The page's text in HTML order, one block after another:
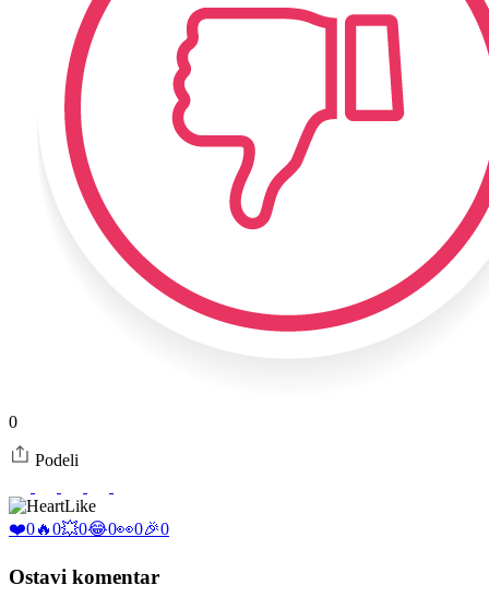
0
Podeli
Like
❤️0🔥0💥0😂0👀0🎉0
Ostavi komentar